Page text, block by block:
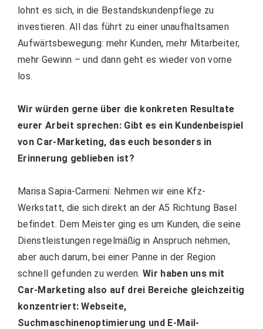
lohnt es sich, in die Bestandskundenpflege zu
investieren. All das führt zu einer unaufhaltsamen
Aufwärtsbewegung: mehr Kunden, mehr Mitarbeiter,
mehr Gewinn – und dann geht es wieder von vorne
los.
Wir würden gerne über die konkreten Resultate
eurer Arbeit sprechen: Gibt es ein Kundenbeispiel
von Car-Marketing, das euch besonders in
Erinnerung geblieben ist?
Marisa Sapia-Carmeni: Nehmen wir eine Kfz-
Werkstatt, die sich direkt an der A5 Richtung Basel
befindet. Dem Meister ging es um Kunden, die seine
Dienstleistungen regelmäßig in Anspruch nehmen,
aber auch darum, bei einer Panne in der Region
schnell gefunden zu werden. Wir haben uns mit
Car-Marketing also auf drei Bereiche gleichzeitig
konzentriert: Webseite,
Suchmaschinenoptimierung und E-Mail-